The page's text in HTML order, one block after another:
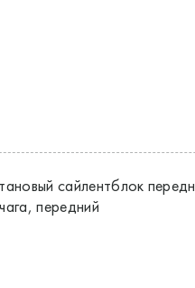
сайлентблок
передний